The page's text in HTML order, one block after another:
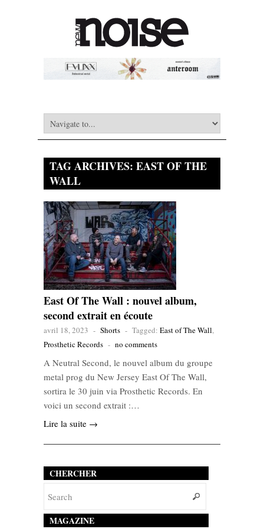
TAG ARCHIVES: EAST OF THE
WALL
East Of The Wall : nouvel album,
second extrait en écoute
avril 18, 2023 - Shorts - Tagged: East of The Wall,
Prosthetic Records - no comments
A Neutral Second, le nouvel album du groupe
metal prog du New Jersey East Of The Wall,
sortira le 30 juin via Prosthetic Records. En
voici un second extrait :…
Lire la suite →
CHERCHER
MAGAZINE